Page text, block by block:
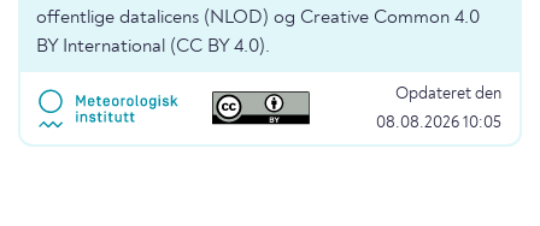
offentlige datalicens (NLOD) og Creative Common 4.0
BY International (CC BY 4.0).
Opdateret den
08.08.2026 10:05